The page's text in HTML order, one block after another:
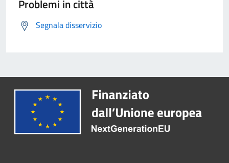
Problemi in città
Segnala disservizio